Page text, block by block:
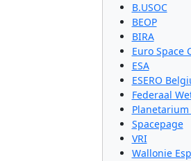
B.USOC
BEOP
BIRA
Euro Space
ESA
ESERO
Federaal
Spacepage
VRI
Wallonie